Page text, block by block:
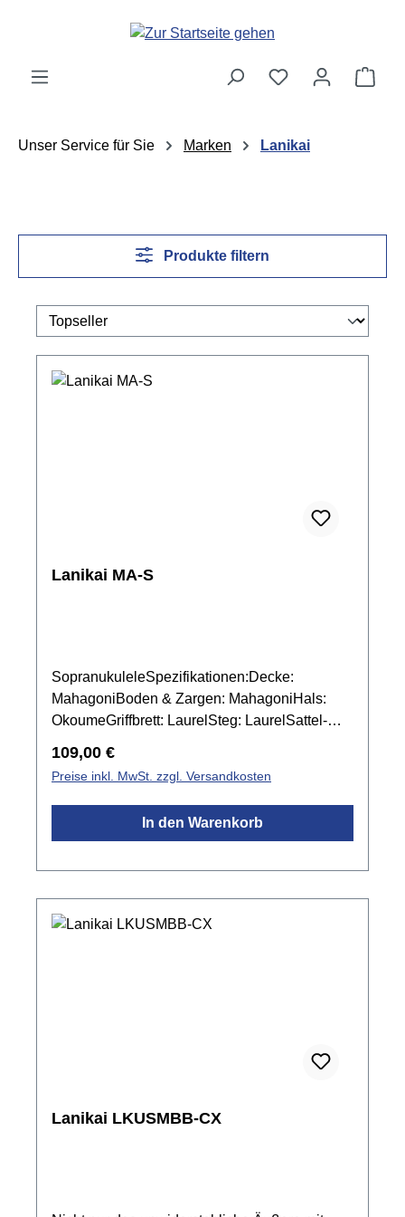
Zum Hauptinhalt springen
Unser Service für Sie Marken Lanikai
Produkte filtern
Lanikai MA-S
SopranukuleleSpezifikationen:Decke:
MahagoniBoden & Zargen: MahagoniHals:
OkoumeGriffbrett: LaurelSteg: LaurelSattel-
XBBindings: KunststoffMensur: 346
mmSattelbreite: 37,4 mmMechanik: Chrom
offenFarbe: Natur mattinkl. Gigbag
Regulärer Preis:
109,00 €
Preise inkl. MwSt. zzgl. Versandkosten
In den Warenkorb
Lanikai LKUSMBB-CX